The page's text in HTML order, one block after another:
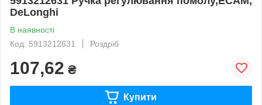
DeLonghi
В наявності
Код: 5913212631
Роздріб
107,62 ₴
Купити